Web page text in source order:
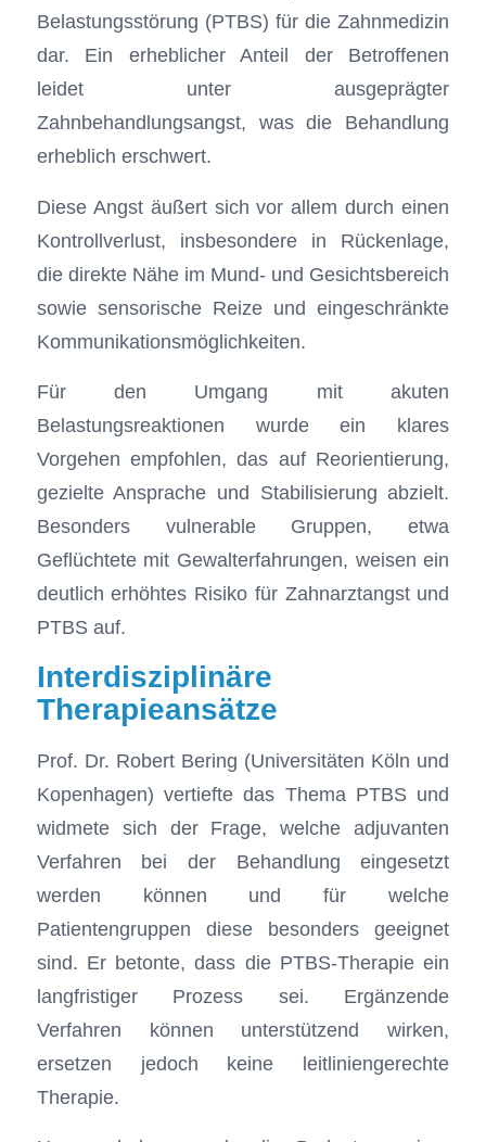
Belastungsstörung (PTBS) für die Zahnmedizin
dar. Ein erheblicher Anteil der Betroffenen
leidet unter ausgeprägter
Zahnbehandlungsangst, was die Behandlung
erheblich erschwert.
Diese Angst äußert sich vor allem durch einen
Kontrollverlust, insbesondere in Rückenlage,
die direkte Nähe im Mund- und Gesichtsbereich
sowie sensorische Reize und eingeschränkte
Kommunikationsmöglichkeiten.
Für den Umgang mit akuten
Belastungsreaktionen wurde ein klares
Vorgehen empfohlen, das auf Reorientierung,
gezielte Ansprache und Stabilisierung abzielt.
Besonders vulnerable Gruppen, etwa
Geflüchtete mit Gewalterfahrungen, weisen ein
deutlich erhöhtes Risiko für Zahnarztangst und
PTBS auf.
Interdisziplinäre
Therapieansätze
Prof. Dr. Robert Bering (Universitäten Köln und
Kopenhagen) vertiefte das Thema PTBS und
widmete sich der Frage, welche adjuvanten
Verfahren bei der Behandlung eingesetzt
werden können und für welche
Patientengruppen diese besonders geeignet
sind. Er betonte, dass die PTBS-Therapie ein
langfristiger Prozess sei. Ergänzende
Verfahren können unterstützend wirken,
ersetzen jedoch keine leitliniengerechte
Therapie.